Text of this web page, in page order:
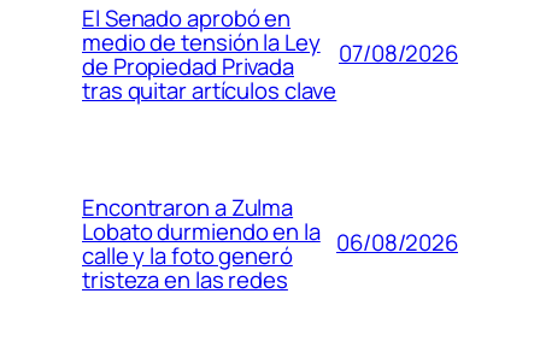
El Senado aprobó en
medio de tensión la Ley
de Propiedad Privada
tras quitar artículos clave
07/08/2026
Encontraron a Zulma
Lobato durmiendo en la
calle y la foto generó
tristeza en las redes
06/08/2026